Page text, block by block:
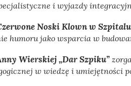
i wyjazdy
Noski Klown w Szpitalu
humoru jako wsparcia w
Wierskiej „Dar Szpiku”
w wiedzę i umiejętności